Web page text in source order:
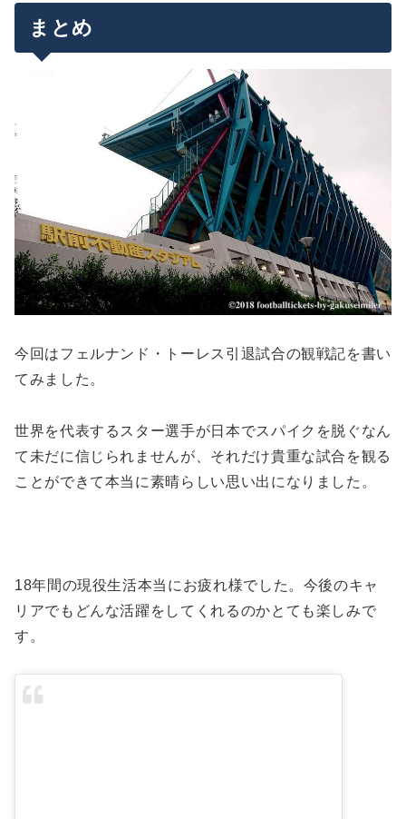
まとめ
今回はフェルナンド・トーレス引退試合の観戦記を書い
てみました。
世界を代表するスター選手が日本でスパイクを脱ぐなん
て未だに信じられませんが、それだけ貴重な試合を観る
ことができて本当に素晴らしい思い出になりました。
18年間の現役生活本当にお疲れ様でした。今後のキャ
リアでもどんな活躍をしてくれるのかとても楽しみで
す。